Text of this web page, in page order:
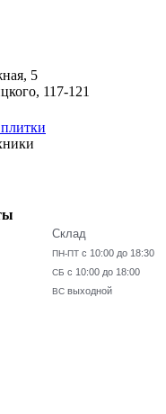
5
117-121
Склад
ПН-ПТ с 10:00 до 18:30
СБ с 10:00 до 18:00
ВС выходной